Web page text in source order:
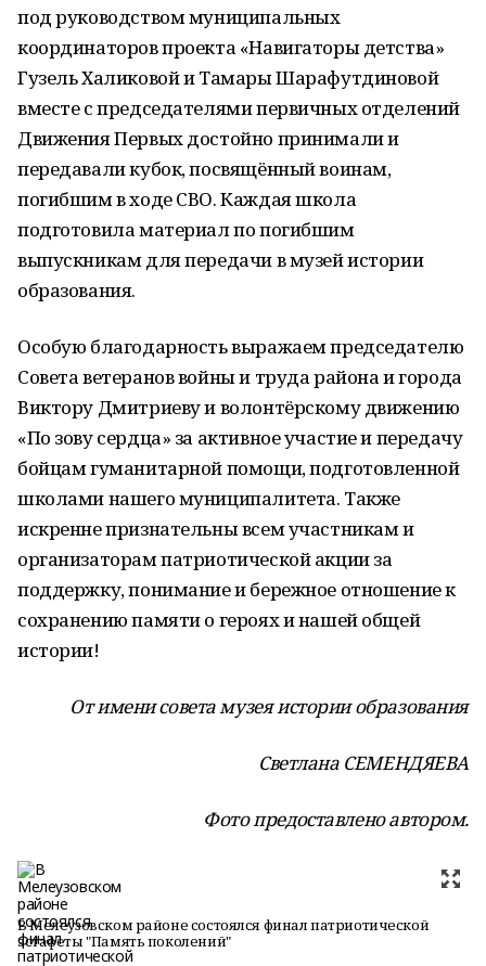
под руководством муниципальных
координаторов проекта «Навигаторы детства»
Гузель Халиковой и Тамары Шарафутдиновой
вместе с председателями первичных отделений
Движения Первых достойно принимали и
передавали кубок, посвящённый воинам,
погибшим в ходе СВО. Каждая школа
подготовила материал по погибшим
выпускникам для передачи в музей истории
образования.
Особую благодарность выражаем председателю
Совета ветеранов войны и труда района и города
Виктору Дмитриеву и волонтёрскому движению
«По зову сердца» за активное участие и передачу
бойцам гуманитарной помощи, подготовленной
школами нашего муниципалитета. Также
искренне признательны всем участникам и
организаторам патриотической акции за
поддержку, понимание и бережное отношение к
сохранению памяти о героях и нашей общей
истории!
От имени совета музея истории образования
Светлана СЕМЕНДЯЕВА
Фото предоставлено автором.
В Мелеузовском районе состоялся финал патриотической
эстафеты "Память поколений"